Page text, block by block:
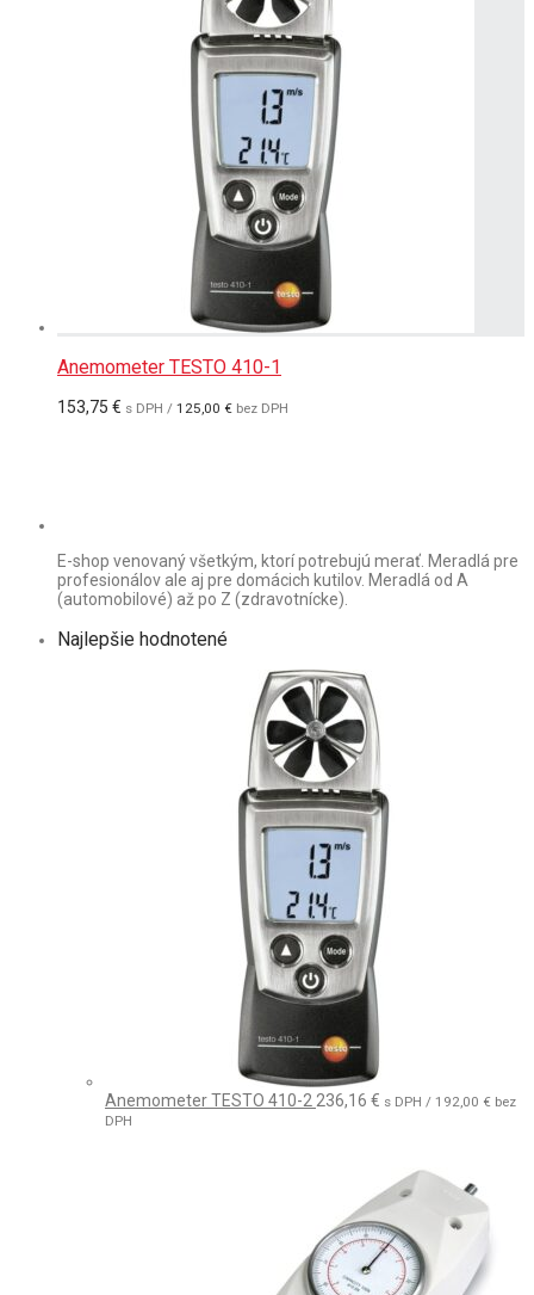
Anemometer TESTO 410-1
153,75 € s DPH / 125,00 € bez DPH
E-shop venovaný všetkým, ktorí potrebujú merať. Meradlá pre
profesionálov ale aj pre domácich kutilov. Meradlá od A
(automobilové) až po Z (zdravotnícke).
Najlepšie hodnotené
Anemometer TESTO 410-2 236,16 € s DPH / 192,00 € bez
DPH